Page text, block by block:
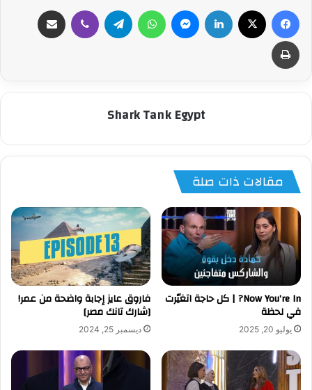
فيسبوك لينكدإن ماسنجر واتساب تيلقرام ڤايبر
طباعة
Shark Tank Egypt
مقالات ذات صلة
Now You’re In? | كل حاجة اتغيّرت
في لحظة
يوليو 20, 2025
فاروق عايز إجابة واضحة من عمر!
[شارك تانك مصر]
ديسمبر 25, 2024